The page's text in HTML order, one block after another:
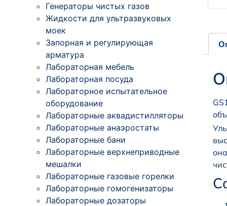
Генераторы чистых газов
Жидкости для ультразвуковых
моек
Запорная и регулирующая
арматура
Лабораторная мебель
Лабораторная посуда
Лабораторное испытательное
оборудование
Лабораторные аквадистилляторы
Лабораторные анаэростаты
Лабораторные бани
Лабораторные верхнеприводные
мешалки
Лабораторные газовые горелки
Лабораторные гомогенизаторы
Лабораторные дозаторы